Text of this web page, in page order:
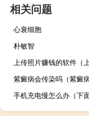
相关问题
心衰细胞
朴敏智